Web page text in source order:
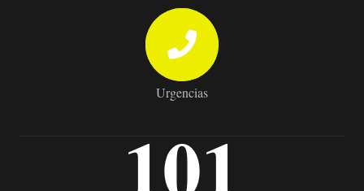
Urgencias
101